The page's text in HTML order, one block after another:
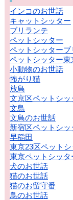
インコのお世話
キャットシッター
ブリランテ
ペットシッター
ペットシッターブ
ペットシッター東
小動物のお世話
怖がり猫
放鳥
文京区ペットシッ
文鳥
文鳥のお世話
新宿区ペットシッ
早稲田
東京23区ペットシ
東京ペットシッタ
犬のお世話
猫のお世話
猫のお留守番
鳥のお世話